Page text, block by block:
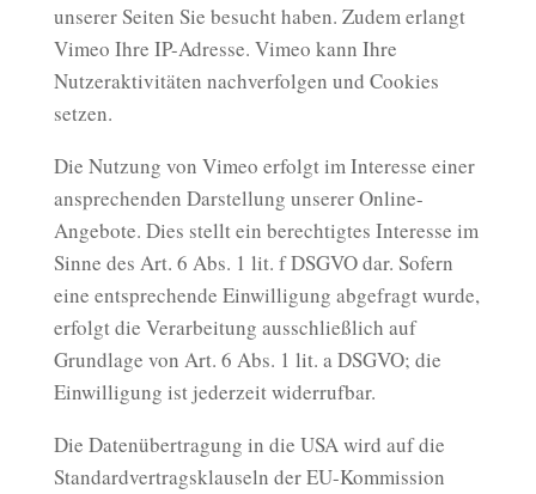
unserer Seiten Sie besucht haben. Zudem erlangt
Vimeo Ihre IP-Adresse. Vimeo kann Ihre
Nutzeraktivitäten nachverfolgen und Cookies
setzen.
Die Nutzung von Vimeo erfolgt im Interesse einer
ansprechenden Darstellung unserer Online-
Angebote. Dies stellt ein berechtigtes Interesse im
Sinne des Art. 6 Abs. 1 lit. f DSGVO dar. Sofern
eine entsprechende Einwilligung abgefragt wurde,
erfolgt die Verarbeitung ausschließlich auf
Grundlage von Art. 6 Abs. 1 lit. a DSGVO; die
Einwilligung ist jederzeit widerrufbar.
Die Datenübertragung in die USA wird auf die
Standardvertragsklauseln der EU-Kommission